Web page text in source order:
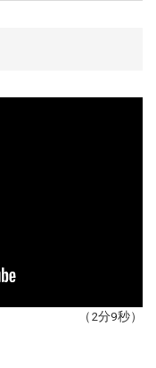
（2分9秒）